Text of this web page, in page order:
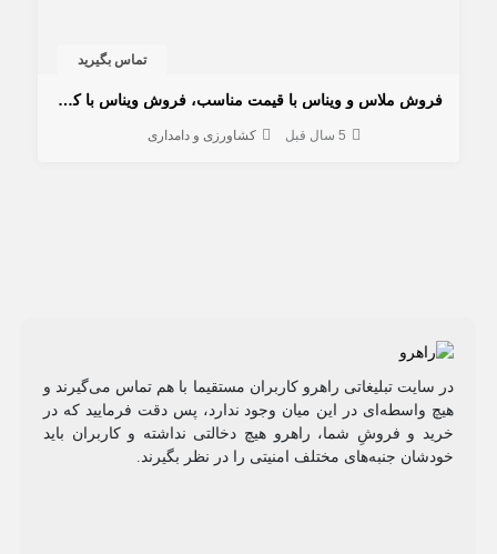
تماس بگیرید
فروش ملاس و ویناس با قیمت مناسب، فروش ویناس با کیفیت و قیمت مناسب
5 سال قبل کشاورزی و دامداری
در سایت تبلیغاتی راهرو کاربران مستقیما با هم تماس می‌گیرند و
هیچ واسطه‌ای در این میان وجود ندارد، پس دقت فرمایید که در
خرید و فروشِ شما، راهرو هیچ دخالتی نداشته و کاربران باید
خودشان جنبه‌های مختلف امنیتی را در نظر بگیرند.